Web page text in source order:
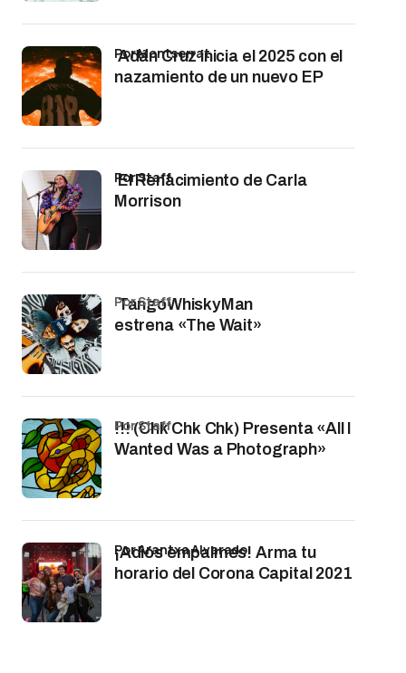
Adán Cruz inicia el 2025 con el
nazamiento de un nuevo EP
por Montserrat
El Renacimiento de Carla
Morrison
por Staff
TangoWhiskyMan
estrena «The Wait»
por Staff
!!! (Chk Chk Chk) Presenta «All I
Wanted Was a Photograph»
por Staff
¡Adiós empalmes! Arma tu
horario del Corona Capital 2021
por Arantxa Alvarado